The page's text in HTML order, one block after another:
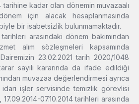
tarihine kadar olan dönemin muvazaalı
için alacak hesaplanmasında
bir isabetsizlik bulunmamaktadır.
arasındaki dönem bakımından
alım sözleşmeleri kapsamında
Dairemizin 23.02.2021 tarih 2020/1048
sayılı kararında da ifade edildiği
muvazaa değerlendirmesi ayrıca
idari işler servisinde temizlik görevlisi
07.10.2014 tarihleri arasında